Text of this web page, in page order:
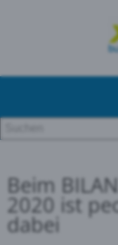
Beim
2020 ist
dabei